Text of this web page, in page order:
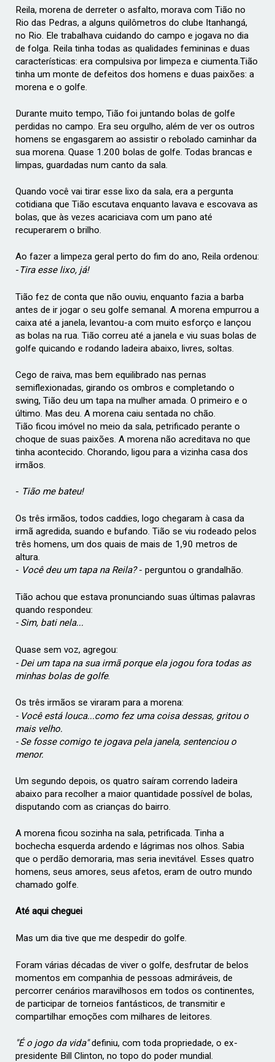
Reila, morena de derreter o asfalto, morava com Tião no
Rio das Pedras, a alguns quilômetros do clube Itanhangá,
no Rio. Ele trabalhava cuidando do campo e jogava no dia
de folga. Reila tinha todas as qualidades femininas e duas
características: era compulsiva por limpeza e ciumenta.Tião
tinha um monte de defeitos dos homens e duas paixões: a
morena e o golfe.
Durante muito tempo, Tião foi juntando bolas de golfe
perdidas no campo. Era seu orgulho, além de ver os outros
homens se engasgarem ao assistir o rebolado caminhar da
sua morena. Quase 1.200 bolas de golfe. Todas brancas e
limpas, guardadas num canto da sala.
Quando você vai tirar esse lixo da sala, era a pergunta
cotidiana que Tião escutava enquanto lavava e escovava as
bolas, que às vezes acariciava com um pano até
recuperarem o brilho.
Ao fazer a limpeza geral perto do fim do ano, Reila ordenou:
- Tira esse lixo, já!
Tião fez de conta que não ouviu, enquanto fazia a barba
antes de ir jogar o seu golfe semanal. A morena empurrou a
caixa até a janela, levantou-a com muito esforço e lançou
as bolas na rua. Tião correu até a janela e viu suas bolas de
golfe quicando e rodando ladeira abaixo, livres, soltas.
Cego de raiva, mas bem equilibrado nas pernas
semiflexionadas, girando os ombros e completando o
swing, Tião deu um tapa na mulher amada. O primeiro e o
último. Mas deu. A morena caiu sentada no chão.
Tião ficou imóvel no meio da sala, petrificado perante o
choque de suas paixões. A morena não acreditava no que
tinha acontecido. Chorando, ligou para a vizinha casa dos
irmãos.
- Tião me bateu!
Os três irmãos, todos caddies, logo chegaram à casa da
irmã agredida, suando e bufando. Tião se viu rodeado pelos
três homens, um dos quais de mais de 1,90 metros de
altura.
- Você deu um tapa na Reila?- perguntou o grandalhão.
Tião achou que estava pronunciando suas últimas palavras
quando respondeu:
- Sim, bati nela...
Quase sem voz, agregou:
- Dei um tapa na sua irmã porque ela jogou fora todas as
minhas bolas de golfe.
Os três irmãos se viraram para a morena:
- Você está louca...como fez uma coisa dessas, gritou o
mais velho.
- Se fosse comigo te jogava pela janela, sentenciou o
menor.
Um segundo depois, os quatro saíram correndo ladeira
abaixo para recolher a maior quantidade possível de bolas,
disputando com as crianças do bairro.
A morena ficou sozinha na sala, petrificada. Tinha a
bochecha esquerda ardendo e lágrimas nos olhos. Sabia
que o perdão demoraria, mas seria inevitável. Esses quatro
homens, seus amores, seus afetos, eram de outro mundo
chamado golfe.
Até aqui cheguei
Mas um dia tive que me despedir do golfe.
Foram várias décadas de viver o golfe, desfrutar de belos
momentos em companhia de pessoas admiráveis, de
percorrer cenários maravilhosos em todos os continentes,
de participar de torneios fantásticos, de transmitir e
compartilhar emoções com milhares de leitores.
"É o jogo da vida"definiu, com toda propriedade, o ex-
presidente Bill Clinton, no topo do poder mundial.